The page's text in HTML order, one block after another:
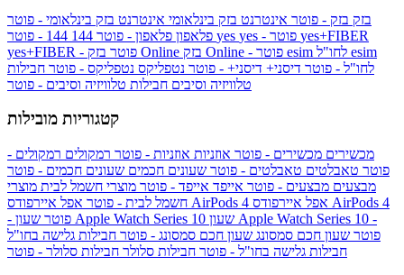
בזק בזק - פוטר אינטרנט בזק בינלאומי אינטרנט בזק בינלאומי - פוטר
פלאפון פלאפון - פוטר 144 yes
yes+FIBER
yes+FIBER - פוטר בזק Online
esim
לחו"ל - פוטר דיסני+ דיסני+ - פוטר נטפליקס נטפליקס - פוטר חבילות
טלוויזיה וסיבים חבילות טלוויזיה וסיבים - פוטר
קטגוריות מובילות
מכשירים מכשירים - פוטר אוזניות אוזניות - פוטר רמקולים רמקולים -
פוטר טאבלטים טאבלטים - פוטר שעונים חכמים שעונים חכמים - פוטר
מבצעים מבצעים - פוטר אייפד אייפד - פוטר מוצרי חשמל לבית מוצרי
חשמל לבית - פוטר אפל איירפודס AirPods 4 אפל איירפודס AirPods 4
- פוטר שעון Apple Watch Series 10 שעון Apple Watch Series 10 -
פוטר שעון חכם סמסונג שעון חכם סמסונג - פוטר חבילות גלישה בחו"ל
חבילות גלישה בחו"ל - פוטר חבילות סלולר חבילות סלולר - פוטר